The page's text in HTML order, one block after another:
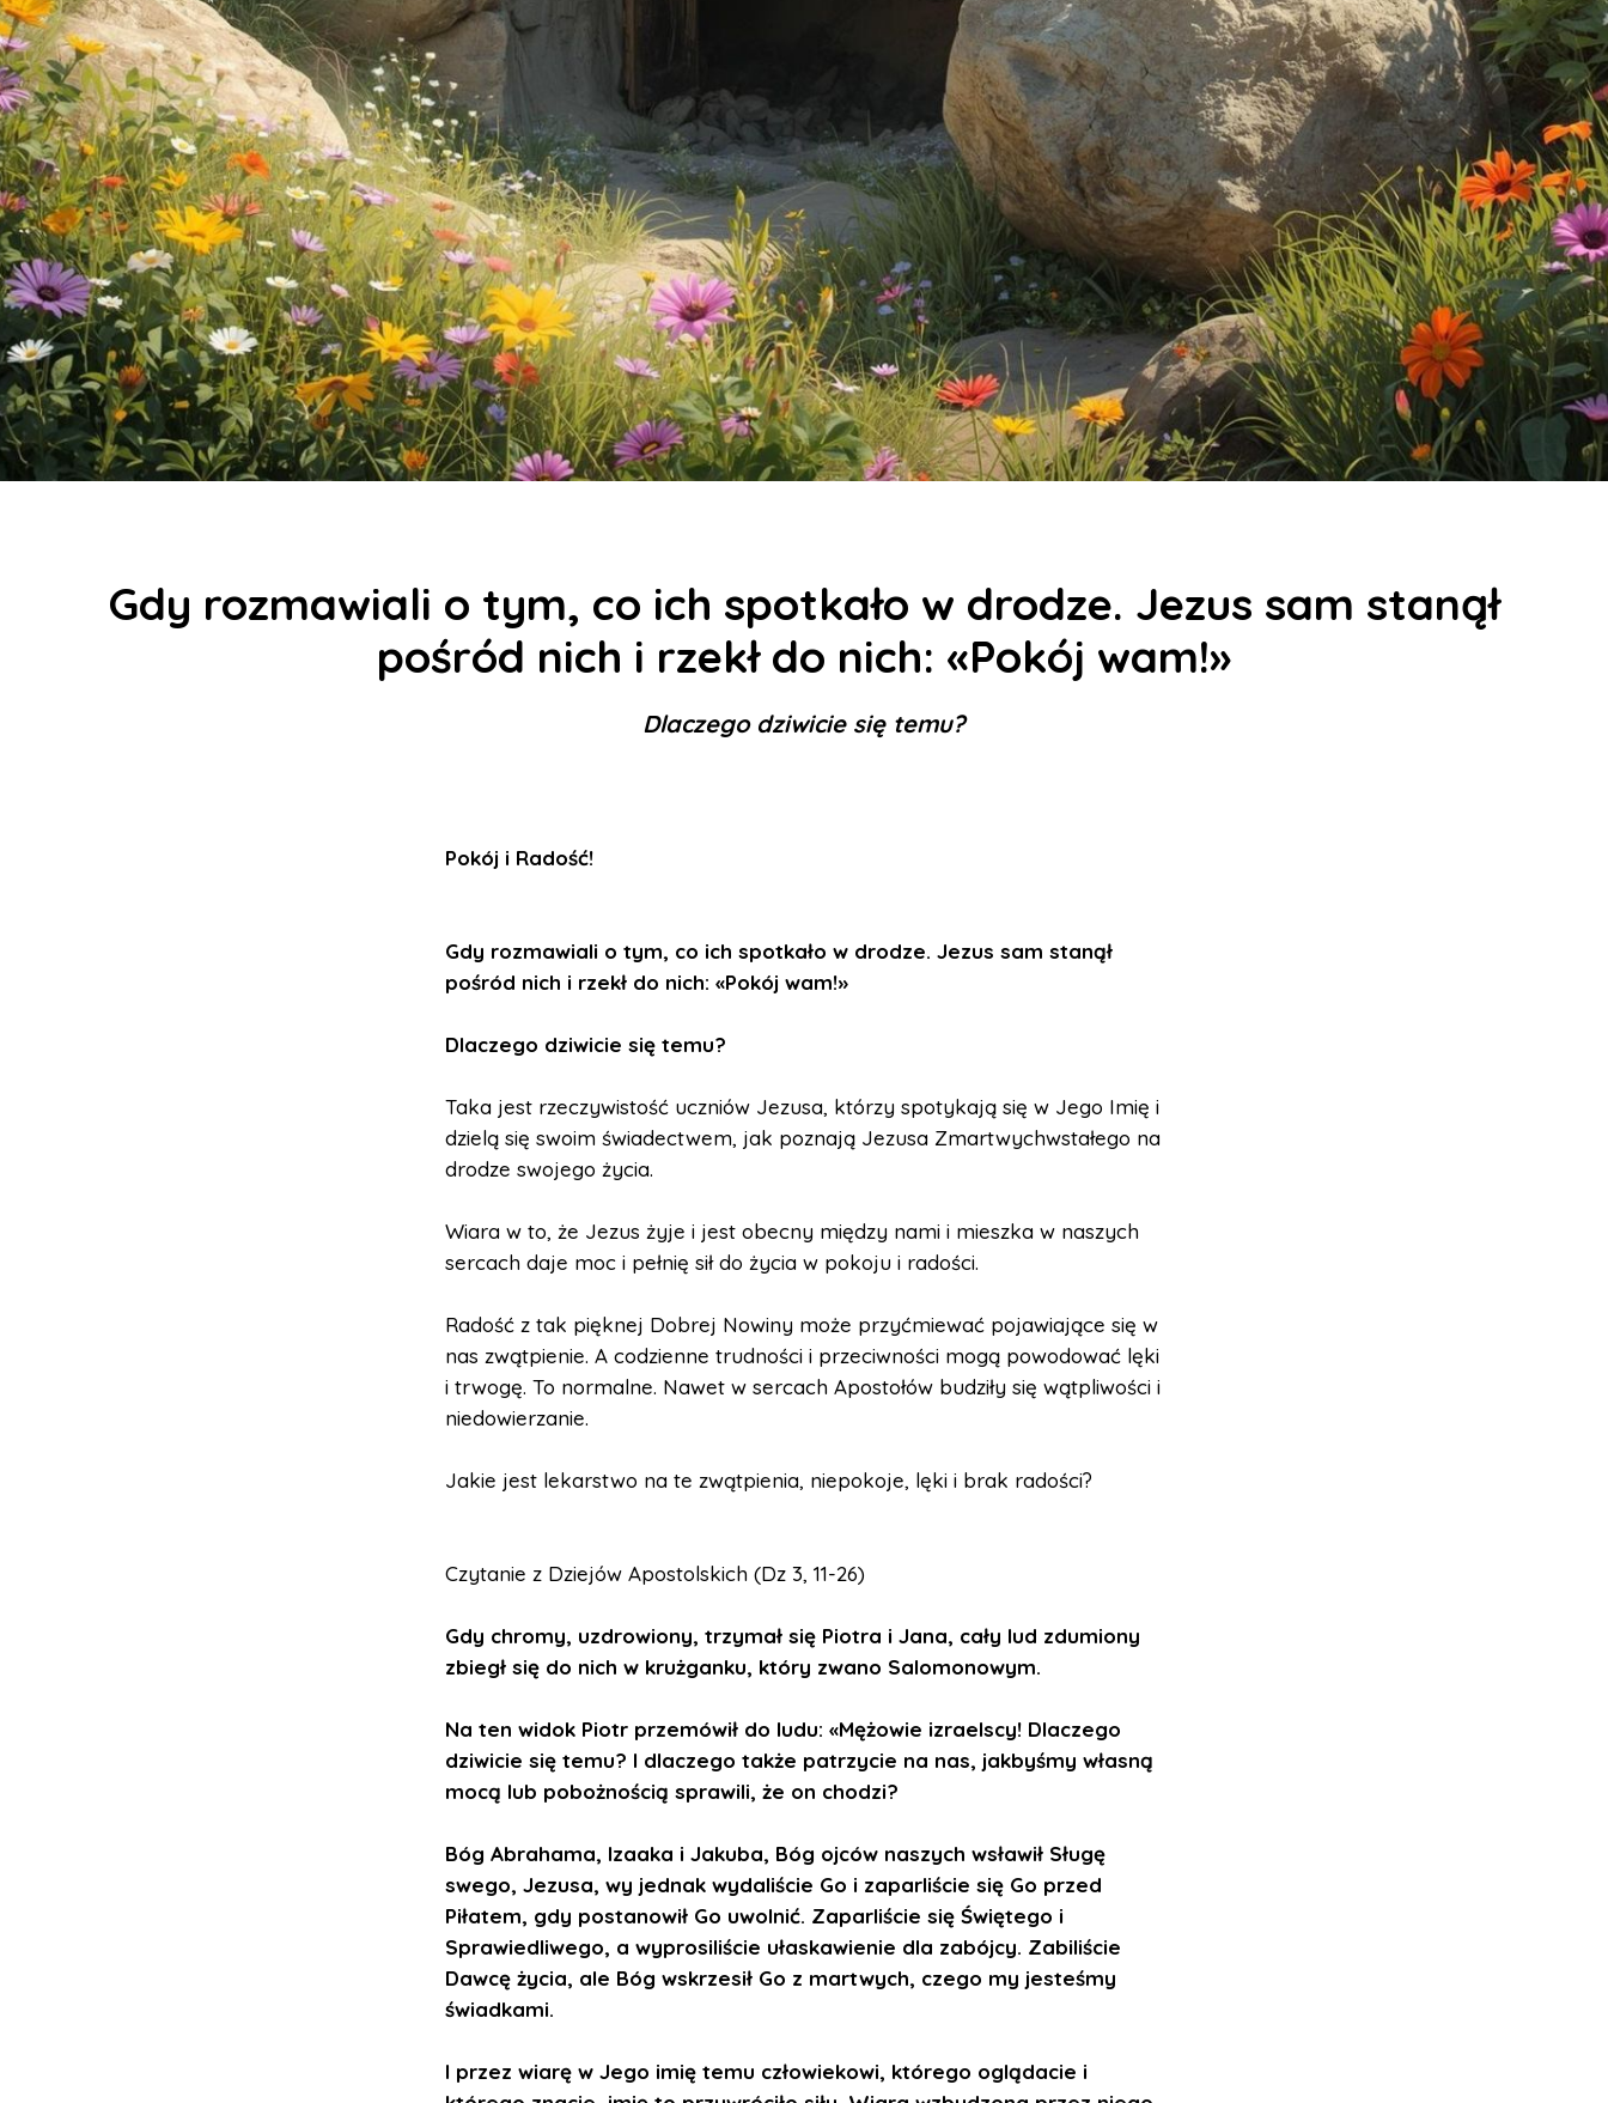
Gdy rozmawiali o tym, co ich spotkało w drodze. Jezus sam stanął
pośród nich i rzekł do nich: «Pokój wam!»
Dlaczego dziwicie się temu?
Pokój i Radość!
Gdy rozmawiali o tym, co ich spotkało w drodze. Jezus sam stanął
pośród nich i rzekł do nich: «Pokój wam!»
Dlaczego dziwicie się temu?
Taka jest rzeczywistość uczniów Jezusa, którzy spotykają się w Jego Imię i
dzielą się swoim świadectwem, jak poznają Jezusa Zmartwychwstałego na
drodze swojego życia.
Wiara w to, że Jezus żyje i jest obecny między nami i mieszka w naszych
sercach daje moc i pełnię sił do życia w pokoju i radości.
Radość z tak pięknej Dobrej Nowiny może przyćmiewać pojawiające się w
nas zwątpienie. A codzienne trudności i przeciwności mogą powodować lęki
i trwogę. To normalne. Nawet w sercach Apostołów budziły się wątpliwości i
niedowierzanie.
Jakie jest lekarstwo na te zwątpienia, niepokoje, lęki i brak radości?
Czytanie z Dziejów Apostolskich (Dz 3, 11-26)
Gdy chromy, uzdrowiony, trzymał się Piotra i Jana, cały lud zdumiony
zbiegł się do nich w krużganku, który zwano Salomonowym.
Na ten widok Piotr przemówił do ludu: «Mężowie izraelscy! Dlaczego
dziwicie się temu? I dlaczego także patrzycie na nas, jakbyśmy własną
mocą lub pobożnością sprawili, że on chodzi?
Bóg Abrahama, Izaaka i Jakuba, Bóg ojców naszych wsławił Sługę
swego, Jezusa, wy jednak wydaliście Go i zaparliście się Go przed
Piłatem, gdy postanowił Go uwolnić. Zaparliście się Świętego i
Sprawiedliwego, a wyprosiliście ułaskawienie dla zabójcy. Zabiliście
Dawcę życia, ale Bóg wskrzesił Go z martwych, czego my jesteśmy
świadkami.
I przez wiarę w Jego imię temu człowiekowi, którego oglądacie i